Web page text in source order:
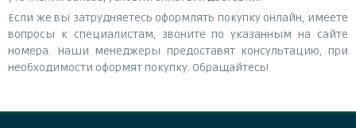
Если же вы затрудняетесь оформлять покупку онлайн, имеете
вопросы к специалистам, звоните по указанным на сайте
номера. Наши менеджеры предоставят консультацию, при
необходимости оформят покупку. Обращайтесь!